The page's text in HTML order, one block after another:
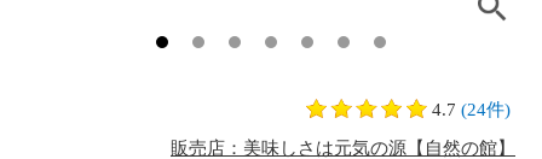
4.7 (24件)
販売店：美味しさは元気の源【自然の館】